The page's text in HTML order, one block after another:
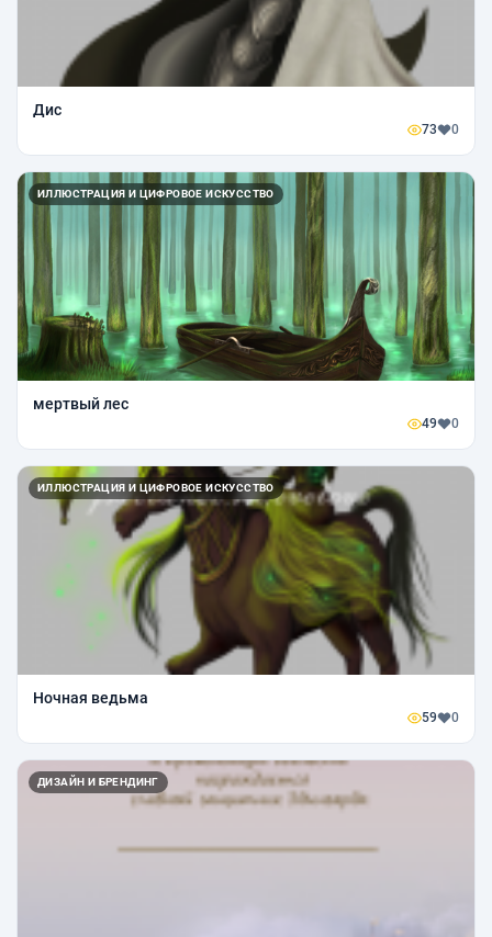
Дис
73 0
ИЛЛЮСТРАЦИЯ И ЦИФРОВОЕ ИСКУССТВО
мертвый лес
49 0
ИЛЛЮСТРАЦИЯ И ЦИФРОВОЕ ИСКУССТВО
Ночная ведьма
59 0
ДИЗАЙН И БРЕНДИНГ